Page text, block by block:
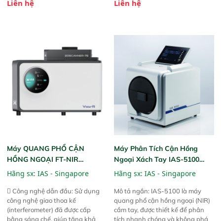
này cho phép bất kỳ ai cũng có
thức ăn chăn nuôi, nguyên liệu
thực phẩm, nông sản,..
Liên hệ
hỗ trợ tản nhiệt tăng cường và đã
năng theo dõi thông số theo thời
gian thực và trực quan hóa dữ
liệu để tăng chỉ số ROI cho doanh
Liên hệ
Máy QUANG PHỔ CẬN
HỒNG NGOẠI FT-NIR
Analyzer Vista-R
Hãng sx: IAS - Singapore
 Công nghệ dẫn đầu: Sử dụng
công nghệ giao thoa kế
(interferometer) đã được cấp
bằng sáng chế, giúp tăng khả
Máy Phân Tích Cận Hồng
Ngoại Xách Tay IAS-5100
(Portable NIR Analyzer)
Hãng sx: IAS - Singapore
Mô tả ngắn: IAS-5100 là máy
quang phổ cận hồng ngoại (NIR)
cầm tay, được thiết kế để phân
tích nhanh chóng và không phá